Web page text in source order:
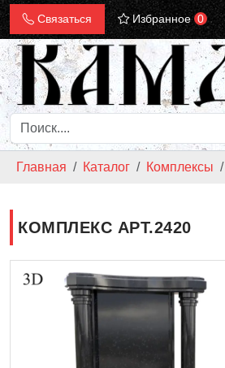
Связаться Избранное 0
Главная Каталог Комплексы
КОМПЛЕКС АРТ.2420